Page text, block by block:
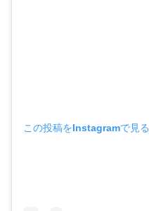
この投稿をInstagramで見る